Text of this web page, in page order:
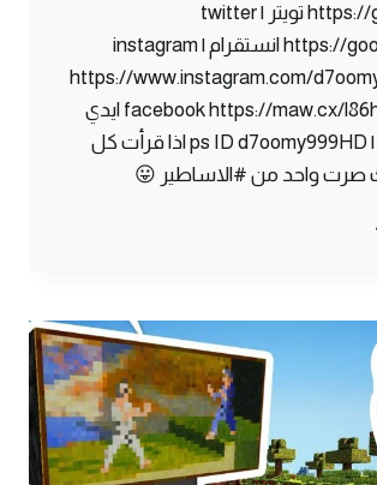
https://goo.gl/sr19bf تويتر | twitter
https://goo.gl/UGEG15 انستقرام | instagram
https://www.instagram.com/
فيس بوك | facebook https://maw.cx/l86hl ايدي
البلايستيشن | ps ID d7oomy999HD اذا قرأت كل
صرت واحد من #الاساطير 😛